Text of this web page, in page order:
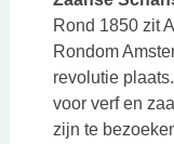
Rond 1850 zit
Rondom
revolutie
voor verf en
zijn te